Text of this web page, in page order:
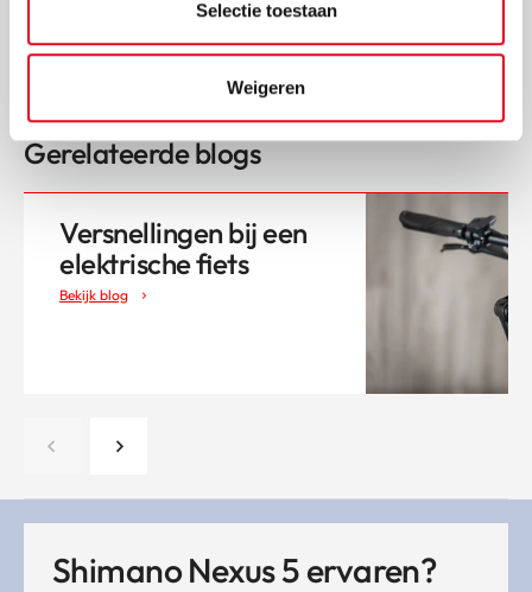
Selectie toestaan
Weigeren
Geschikt voor stadsritten als fietstochten door
heuvelachtig terrein
Gerelateerde blogs
Versnellingen bij een
elektrische fiets
Bekijk blog
Shimano Nexus 5 ervaren?